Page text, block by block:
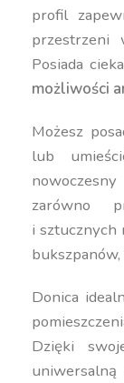
profil
przestrzeni
Posiada
możliwości
Możesz
lub
zarówno
i sztucznych
bukszpanów,
Donica
Dzięki
uniwersalną